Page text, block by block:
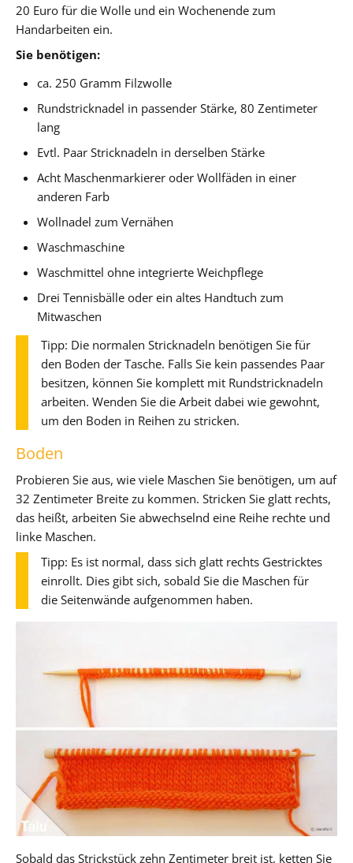
20 Euro für die Wolle und ein Wochenende zum
Handarbeiten ein.
Sie benötigen:
ca. 250 Gramm Filzwolle
Rundstricknadel in passender Stärke, 80 Zentimeter
lang
Evtl. Paar Stricknadeln in derselben Stärke
Acht Maschenmarkierer oder Wollfäden in einer
anderen Farb
Wollnadel zum Vernähen
Waschmaschine
Waschmittel ohne integrierte Weichpflege
Drei Tennisbälle oder ein altes Handtuch zum
Mitwaschen
Tipp: Die normalen Stricknadeln benötigen Sie für
den Boden der Tasche. Falls Sie kein passendes Paar
besitzen, können Sie komplett mit Rundstricknadeln
arbeiten. Wenden Sie die Arbeit dabei wie gewohnt,
um den Boden in Reihen zu stricken.
Boden
Probieren Sie aus, wie viele Maschen Sie benötigen, um auf
32 Zentimeter Breite zu kommen. Stricken Sie glatt rechts,
das heißt, arbeiten Sie abwechselnd eine Reihe rechte und
linke Maschen.
Tipp: Es ist normal, dass sich glatt rechts Gestricktes
einrollt. Dies gibt sich, sobald Sie die Maschen für
die Seitenwände aufgenommen haben.
Sobald das Strickstück zehn Zentimeter breit ist, ketten Sie